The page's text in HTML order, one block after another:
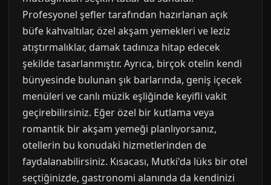
Profesyonel şefler tarafından hazırlanan açık
büfe kahvaltılar, özel akşam yemekleri ve leziz
atıştırmalıklar, damak tadınıza hitap edecek
şekilde tasarlanmıştır. Ayrıca, birçok otelin kendi
bünyesinde bulunan şık barlarında, geniş içecek
menüleri ve canlı müzik eşliğinde keyifli vakit
geçirebilirsiniz. Eğer özel bir kutlama veya
romantik bir akşam yemeği planlıyorsanız,
otellerin bu konudaki hizmetlerinden de
faydalanabilirsiniz. Kısacası, Mutki'da lüks bir otel
seçtiğinizde, gastronomi alanında da kendinizi